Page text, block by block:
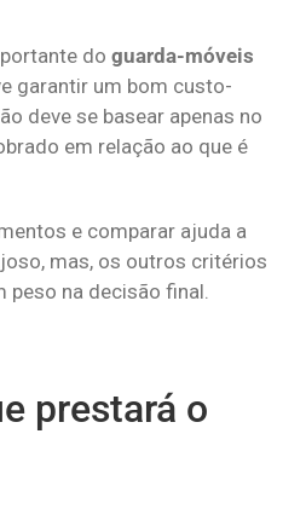
do guarda-móveis
garantir um bom custo-
deve se basear apenas no
em relação ao que é
e comparar ajuda a
mas, os outros critérios
na decisão final.
prestará o